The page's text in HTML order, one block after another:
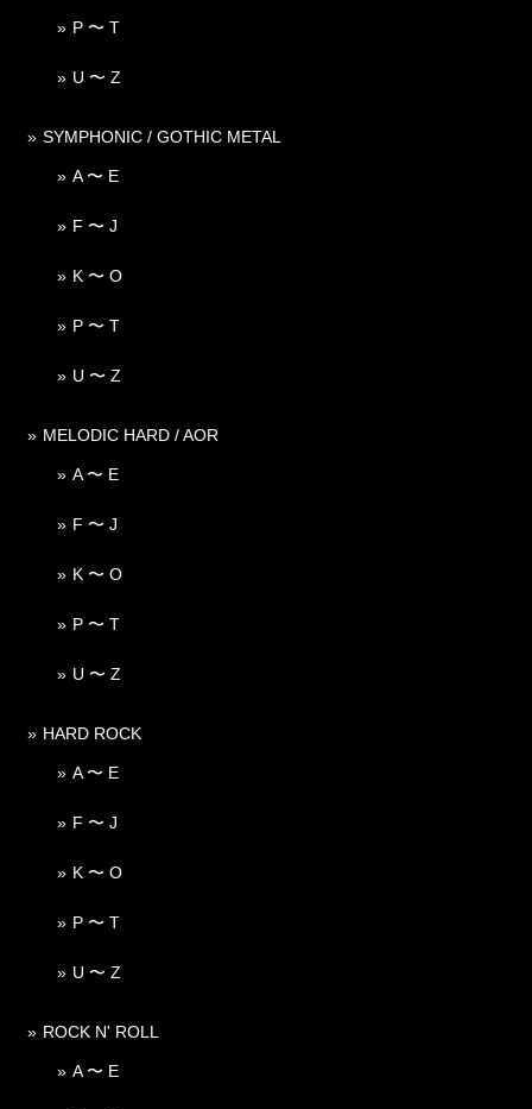
P 〜 T
U 〜 Z
SYMPHONIC / GOTHIC METAL
A 〜 E
F 〜 J
K 〜 O
P 〜 T
U 〜 Z
MELODIC HARD / AOR
A 〜 E
F 〜 J
K 〜 O
P 〜 T
U 〜 Z
HARD ROCK
A 〜 E
F 〜 J
K 〜 O
P 〜 T
U 〜 Z
ROCK N' ROLL
A 〜 E